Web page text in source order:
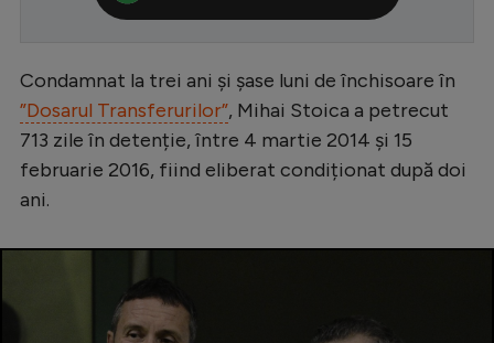
Bundesliga
Campionate
Starurile fotbalului
EURO 2024
Condamnat la trei ani și șase luni de închisoare în
”Dosarul Transferurilor”, Mihai Stoica a petrecut
713 zile în detenție, între 4 martie 2014 și 15
februarie 2016, fiind eliberat condiționat după doi
ani.